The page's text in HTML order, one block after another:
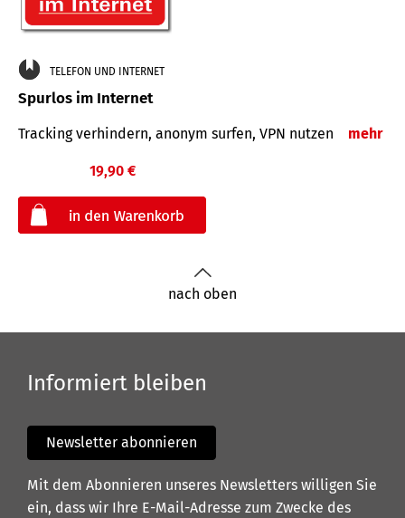
TELEFON UND INTERNET
Spurlos im Internet
Tracking verhindern, anonym surfen, VPN nutzen mehr
19,90 €
nach oben
Informiert bleiben
Newsletter abonnieren
Mit dem Abonnieren unseres Newsletters willigen Sie
ein, dass wir Ihre E-Mail-Adresse zum Zwecke des